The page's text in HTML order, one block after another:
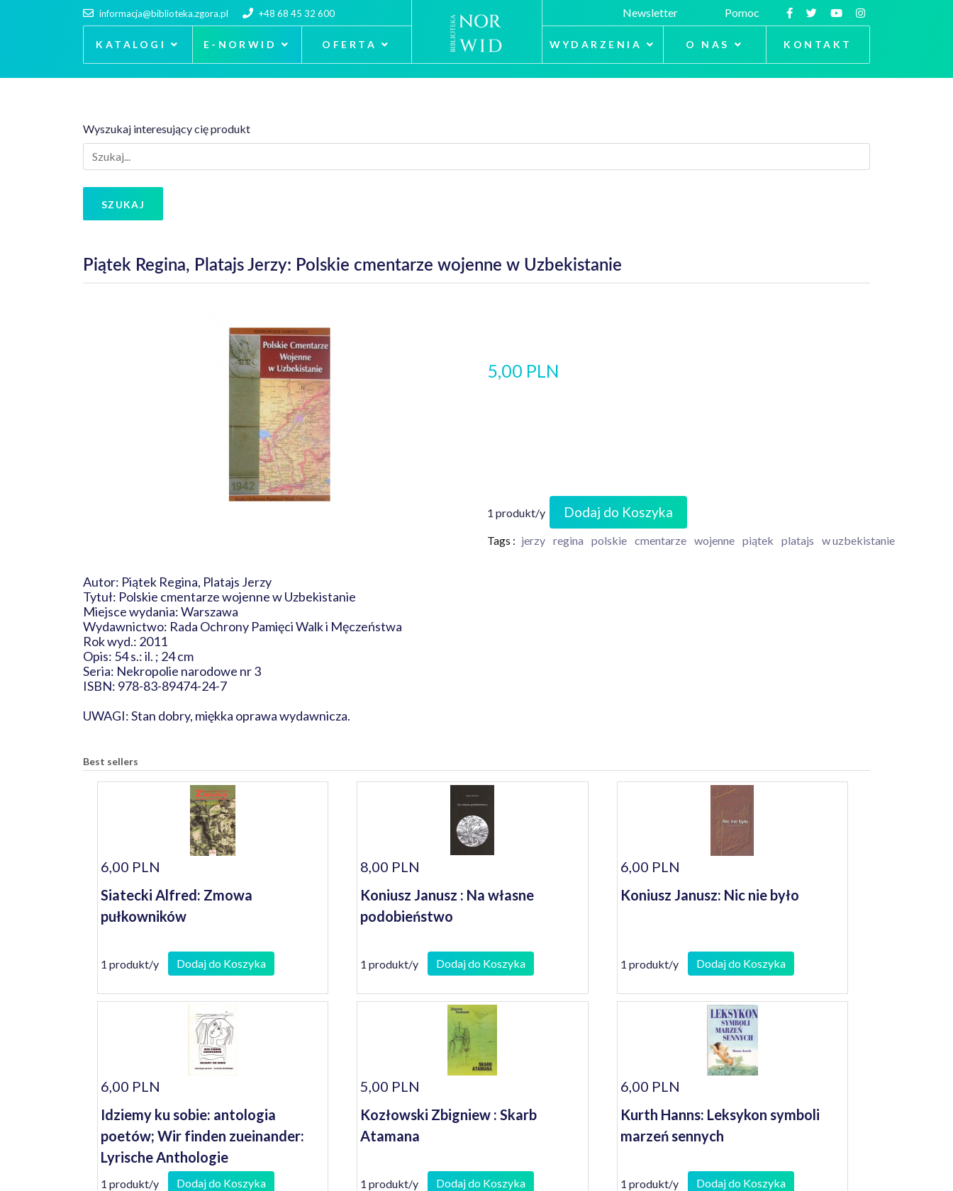
informacja@biblioteka.zgora.pl +48 68 45 32 600
KATALOGI E-NORWID OFERTA
Newsletter Pomoc
WYDARZENIA O NAS KONTAKT
Wyszukaj interesujący cię produkt
SZUKAJ
Piątek Regina, Platajs Jerzy: Polskie cmentarze wojenne w Uzbekistanie
5,00 PLN
1 produkt/y Dodaj do Koszyka
Tags : jerzy regina polskie cmentarze wojenne piątek platajs w uzbekistanie
Autor: Piątek Regina, Platajs Jerzy
Tytuł: Polskie cmentarze wojenne w Uzbekistanie
Miejsce wydania: Warszawa
Wydawnictwo: Rada Ochrony Pamięci Walk i Męczeństwa
Rok wyd.: 2011
Opis: 54 s.: il. ; 24 cm
Seria: Nekropolie narodowe nr 3
ISBN: 978-83-89474-24-7
UWAGI: Stan dobry, miękka oprawa wydawnicza.
Best sellers
6,00 PLN
Siatecki Alfred: Zmowa
pułkowników
1 produkt/y Dodaj do Koszyka
8,00 PLN
Koniusz Janusz : Na własne
podobieństwo
1 produkt/y Dodaj do Koszyka
6,00 PLN
Koniusz Janusz: Nic nie było
1 produkt/y Dodaj do Koszyka
6,00 PLN
Idziemy ku sobie: antologia
poetów; Wir finden zueinander:
Lyrische Anthologie
1 produkt/y Dodaj do Koszyka
5,00 PLN
Kozłowski Zbigniew : Skarb
Atamana
1 produkt/y Dodaj do Koszyka
6,00 PLN
Kurth Hanns: Leksykon symboli
marzeń sennych
1 produkt/y Dodaj do Koszyka